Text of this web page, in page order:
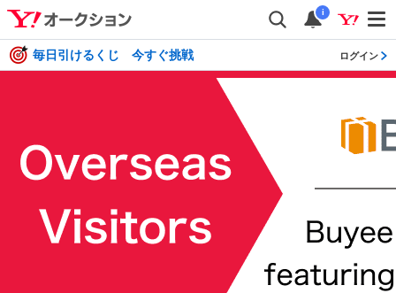
i
毎日引けるくじ 今すぐ挑戦 ログイン